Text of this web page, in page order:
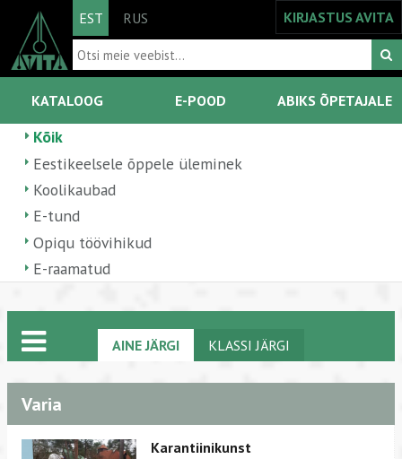
EST RUS KIRJASTUS AVITA
KATALOOG E-POOD ABIKS ÕPETAJALE
Kõik
Eestikeelsele õppele üleminek
Koolikaubad
E-tund
Opiqu töövihikud
E-raamatud
AINE JÄRGI KLASSI JÄRGI
Varia
Karantiinikunst